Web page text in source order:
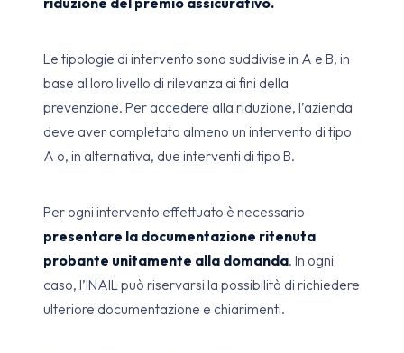
Le tipologie di intervento sono suddivise in A e B, in
base al loro livello di rilevanza ai fini della
prevenzione. Per accedere alla riduzione, l’azienda
deve aver completato almeno un intervento di tipo
A o, in alternativa, due interventi di tipo B.
Per ogni intervento effettuato è necessario
presentare la documentazione ritenuta
probante unitamente alla domanda. In ogni
caso, l’INAIL può riservarsi la possibilità di richiedere
ulteriore documentazione e chiarimenti.